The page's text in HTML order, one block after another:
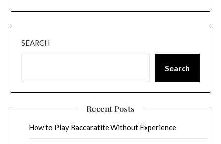
SEARCH
Search
Recent Posts
How to Play Baccaratite Without Experience